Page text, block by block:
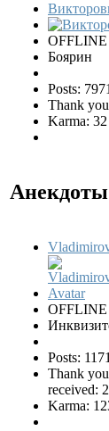
OFFLINE
Боярин
Posts: 7971
Thank
Karma: 32
OFFLINE
Posts:
Thank you
received:
Karma: